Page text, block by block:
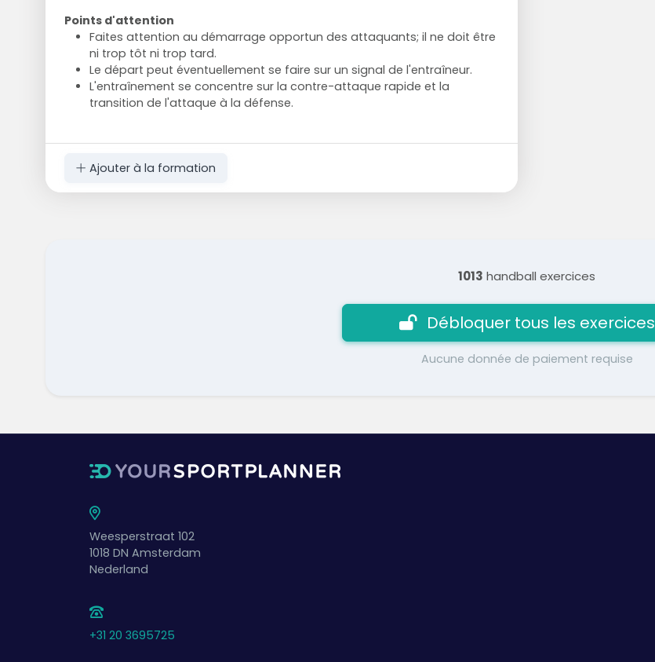
Points d'attention
Faites attention au démarrage opportun des attaquants; il ne doit être
ni trop tôt ni trop tard.
Le départ peut éventuellement se faire sur un signal de l'entraîneur.
L'entraînement se concentre sur la contre-attaque rapide et la
transition de l'attaque à la défense.
Ajouter à la formation
1013 handball exercices
Débloquer tous les exercices
Aucune donnée de paiement requise
Weesperstraat 102
1018 DN Amsterdam
Nederland
+31 20 3695725